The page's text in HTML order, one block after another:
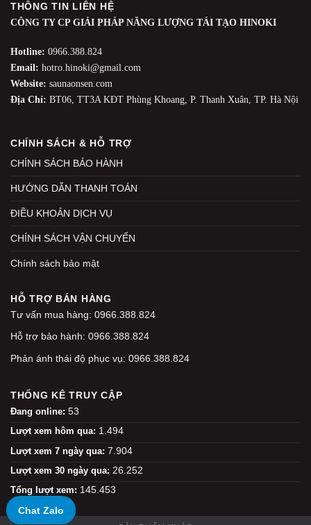
THÔNG TIN LIÊN HỆ
CÔNG TY CP GIẢI PHÁP NĂNG LƯỢNG TÁI TẠO HINOKI
Hotline: 0966.388.824
Email: hotro.hinoki@gmail.com
Website: saunaonsen.com
Địa Chỉ: BT06, TT3A KĐT Phùng Khoang, P. Thanh Xuân, TP. Hà Nội
CHÍNH SÁCH & HỖ TRỢ
CHÍNH SÁCH BẢO HÀNH
HƯỚNG DẪN THANH TOÁN
ĐIỀU KHOẢN DỊCH VỤ
CHÍNH SÁCH VẬN CHUYỂN
Chính sách bảo mật
HỖ TRỢ BÁN HÀNG
Tư vấn mua hàng: 0966.388.824
Hỗ trợ bảo hành: 0966.388.824
Phản ánh thái độ phục vụ: 0966.388.824
THỐNG KÊ TRUY CẬP
Đang online: 53
Lượt xem hôm qua: 1.494
Lượt xem 7 ngày qua: 7.904
Lượt xem 30 ngày qua: 26.252
Tổng lượt xem: 145.453
Chat Zalo